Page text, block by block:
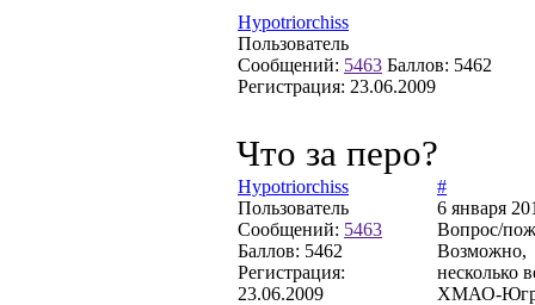
Hypotriorchiss
Пользователь
Сообщений: 5463 Баллов: 5462
Регистрация: 23.06.2009
Что за перо?
Hypotriorchiss
Пользователь
Сообщений: 5463
Баллов: 5462
Регистрация:
23.06.2009
#
6 января
Вопрос/
Возможно,
несколько
ХМАО-